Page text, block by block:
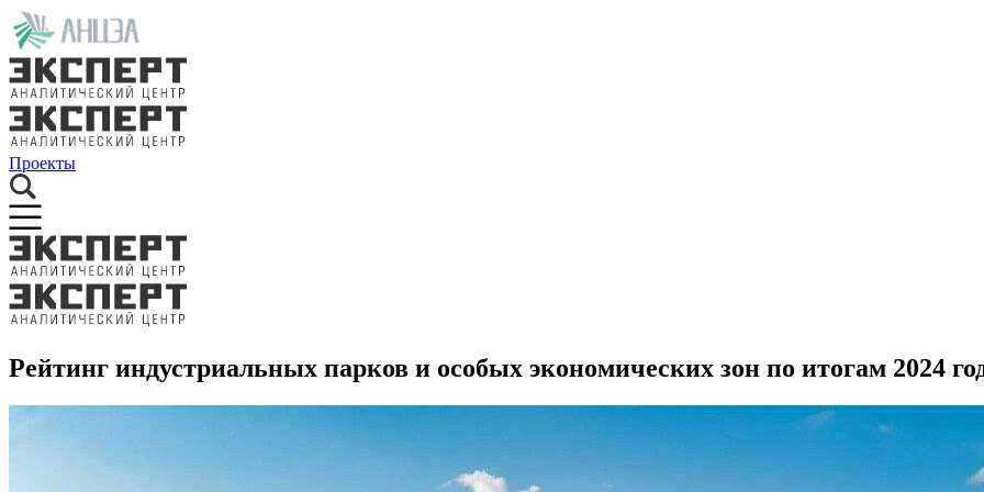
Проекты
Рейтинг индустриальных парков и особых экономических зон по итогам 2024